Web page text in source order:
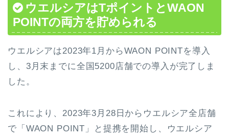
ウエルシアはTポイントとWAON
POINTの両方を貯められる
ウエルシアは2023年1月からWAON POINTを導入
し、3月末までに全国5200店舗での導入が完了しま
した。
これにより、2023年3月28日からウエルシア全店舗
で「WAON POINT」と提携を開始し、ウエルシア